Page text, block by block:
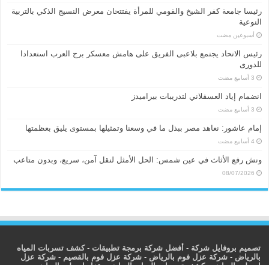
رئيسا جامعة كفر الشيخ والقومي للمرأة يفتتحان معرض النسيج الذكي بالتربية
النوعية
‏أسبوعين مضت
رئيس الاتحاد يجتمع بلاعبى الفريق على هامش معسكر برج العرب استعدادا
للدورى
انضمام إياد العسقلاني لتدريبات بيراميدز
إمام عاشور: نعاهد مصر ببذل ما في وسعنا وتمثيلها بمستوى يليق بعظمتها
ونش رفع الأثاث في عين شمس: الحل الأمثل لنقل آمن، سريع، وبدون متاعب
08/07/2026
تصميم بروفايل شركة - أفضل شركة برمجة تطبيقات -كشف تسربات المياه
بالرياض -شركة عزل فوم بالرياض -شركة عزل فوم بالقصيم -شركة عزل